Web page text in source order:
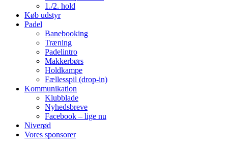
1./2. hold
Køb udstyr
Padel
Banebooking
Træning
Padelintro
Makkerbørs
Holdkampe
Fællesspil (drop-in)
Kommunikation
Klubblade
Nyhedsbreve
Facebook – lige nu
Niverød
Vores sponsorer